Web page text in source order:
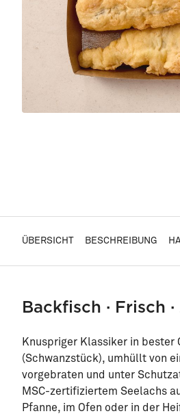
ÜBERSICHT BESCHREIBUNG
Backfisch · Frisch
Knuspriger Klassiker in
(Schwanzstück), umhüllt von
vorgebraten und unter
MSC-zertifiziertem Seelachs
Pfanne, im Ofen oder in der